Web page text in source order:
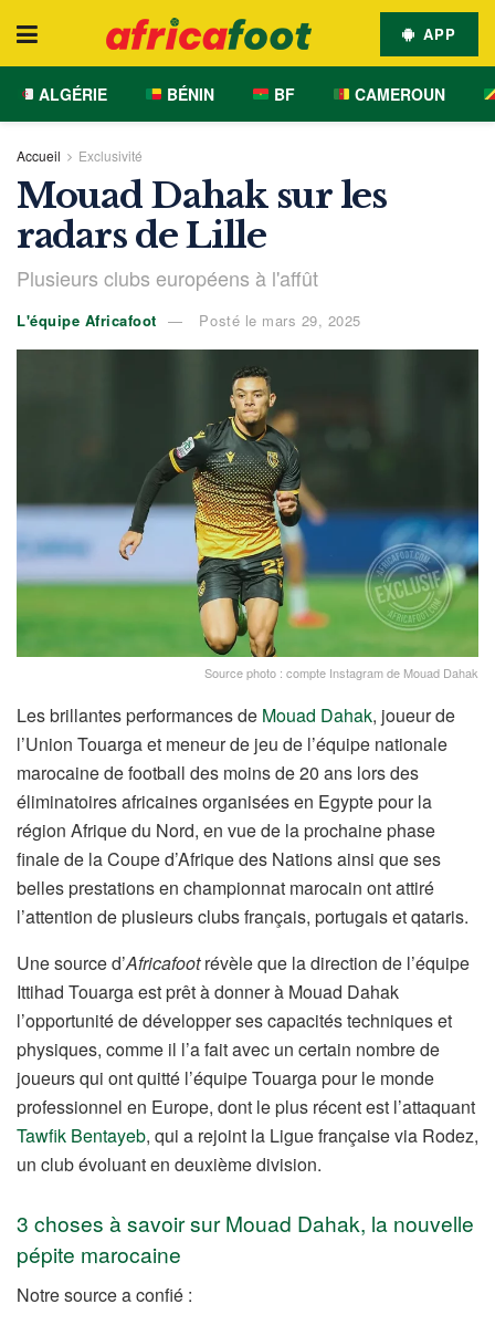
APP
ALGÉRIE BÉNIN BF CAMEROUN
Accueil Exclusivité
Mouad Dahak sur les
radars de Lille
Plusieurs clubs européens à l'affût
L'équipe Africafoot Posté le mars 29, 2025
Source photo : compte Instagram de Mouad Dahak
Les brillantes performances de Mouad Dahak, joueur de
l’Union Touarga et meneur de jeu de l’équipe nationale
marocaine de football des moins de 20 ans lors des
éliminatoires africaines organisées en Egypte pour la
région Afrique du Nord, en vue de la prochaine phase
finale de la Coupe d’Afrique des Nations ainsi que ses
belles prestations en championnat marocain ont attiré
l’attention de plusieurs clubs français, portugais et qataris.
Une source d’Africafootrévèle que la direction de l’équipe
Ittihad Touarga est prêt à donner à Mouad Dahak
l’opportunité de développer ses capacités techniques et
physiques, comme il l’a fait avec un certain nombre de
joueurs qui ont quitté l’équipe Touarga pour le monde
professionnel en Europe, dont le plus récent est l’attaquant
Tawfik Bentayeb, qui a rejoint la Ligue française via Rodez,
un club évoluant en deuxième division.
3 choses à savoir sur Mouad Dahak, la nouvelle
pépite marocaine
Notre source a confié :